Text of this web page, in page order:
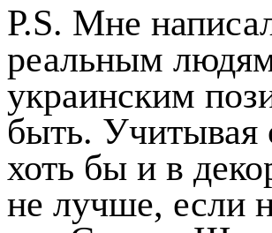
P.S. Мне
реальным
украинским
быть.
хоть бы и в
не лучше, если